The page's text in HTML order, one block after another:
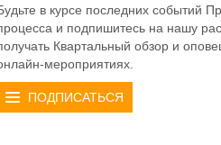
в курсе последних событий
и подпишитесь на нашу
Квартальный обзор и
мероприятиях.
ПОДПИСАТЬСЯ